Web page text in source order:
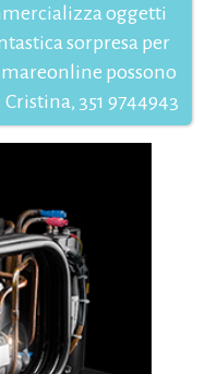
oggetti
sorpresa per
mareonline possono
351 9744943